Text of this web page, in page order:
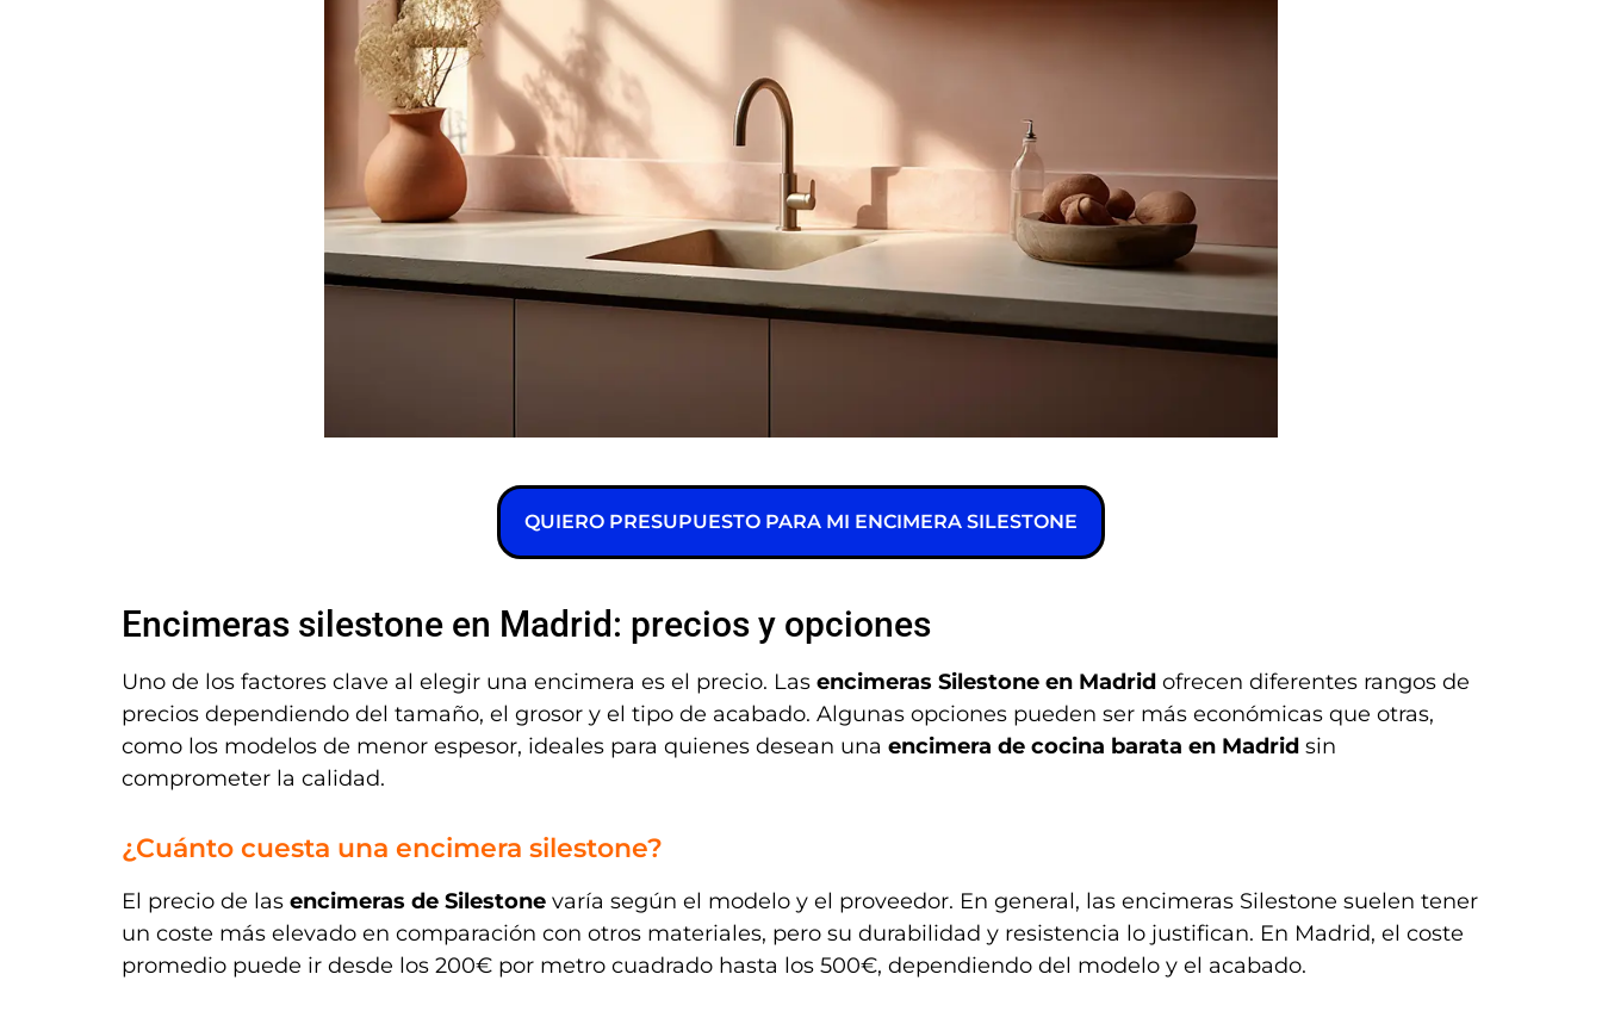
QUIERO PRESUPUESTO PARA MI ENCIMERA SILESTONE
Encimeras silestone en Madrid: precios y opciones
Uno de los factores clave al elegir una encimera es el precio. Las encimeras Silestone en Madrid ofrecen diferentes rangos de
precios dependiendo del tamaño, el grosor y el tipo de acabado. Algunas opciones pueden ser más económicas que otras,
como los modelos de menor espesor, ideales para quienes desean una encimera de cocina barata en Madrid sin
comprometer la calidad.
¿Cuánto cuesta una encimera silestone?
El precio de las encimeras de Silestone varía según el modelo y el proveedor. En general, las encimeras Silestone suelen tener
un coste más elevado en comparación con otros materiales, pero su durabilidad y resistencia lo justifican. En Madrid, el coste
promedio puede ir desde los 200€ por metro cuadrado hasta los 500€, dependiendo del modelo y el acabado.